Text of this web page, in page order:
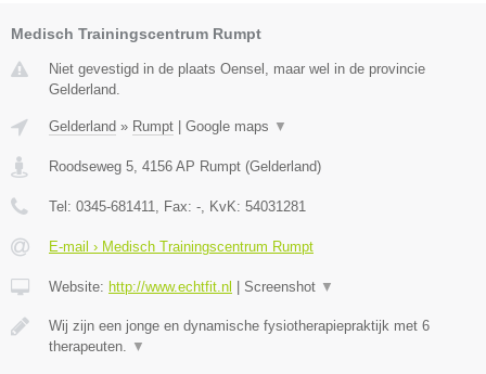
Medisch Trainingscentrum Rumpt
Niet gevestigd in de plaats Oensel, maar wel in de provincie
Gelderland.
Gelderland » Rumpt Google maps ▼
Roodseweg 5, 4156 AP Rumpt (Gelderland)
Tel: 0345-681411, Fax: -, KvK: 54031281
E-mail › Medisch Trainingscentrum Rumpt
Website: http://www.echtfit.nl Screenshot ▼
Wij zijn een jonge en dynamische fysiotherapiepraktijk met 6
therapeuten. ▼